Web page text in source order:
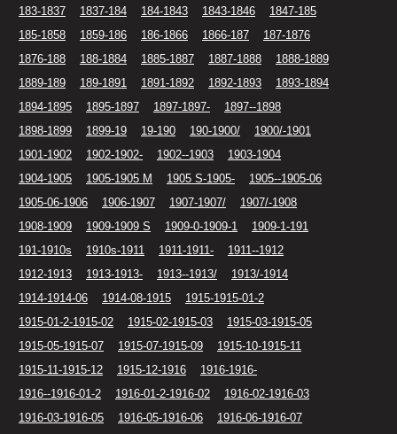
183-1837
1837-184 184-1843 1843-1846
1847-185
185-1858
1859-186 186-1866 1866-187
187-1876
1876-188
188-1884 1885-1887 1887-1888
1888-1889
1889-189
189-1891 1891-1892 1892-1893
1893-1894
1894-1895
1895-1897 1897-1897-
1897--1898
1898-1899
1899-19 19-190 190-1900/
1900/-1901
1901-1902
1902-1902- 1902--1903
1903-1904
1904-1905
1905-1905 M 1905 S-1905-
1905--1905-06
1905-06-1906
1906-1907 1907-1907/
1907/-1908
1908-1909
1909-1909 S 1909-0-1909-1
1909-1-191
191-1910s
1910s-1911 1911-1911-
1911--1912
1912-1913
1913-1913- 1913--1913/
1913/-1914
1914-1914-06
1914-08-1915
1915-1915-01-2
1915-01-2-1915-02
1915-02-1915-03
1915-03-1915-05
1915-05-1915-07
1915-07-1915-09
1915-10-1915-11
1915-11-1915-12
1915-12-1916
1916-1916-
1916--1916-01-2
1916-01-2-1916-02
1916-02-1916-03
1916-03-1916-05
1916-05-1916-06
1916-06-1916-07